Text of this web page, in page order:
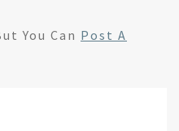
You Can Post A